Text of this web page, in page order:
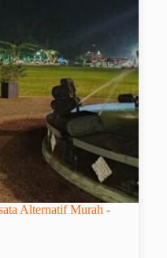
Alternatif Murah -